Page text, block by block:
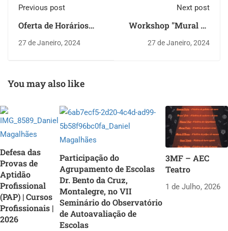
Previous post
Oferta de Horários
27 de Janeiro, 2024
Next post
Workshop "Mural do
Fundação GALP
27 de Janeiro, 2024
You may also like
Defesa das
Provas de
Aptidão
Profissional
(PAP) | Cursos
Profissionais |
2026
Participação do
Agrupamento de Escolas
Dr. Bento da Cruz,
Montalegre, no VII
Seminário do Observatório
de Autoavaliação de
Escolas
3MF – AEC
Teatro
1 de Julho, 2026